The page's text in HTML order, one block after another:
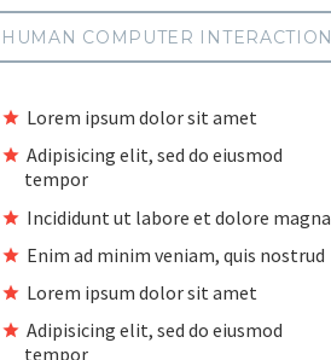
HUMAN COMPUTER INTERACTION
Lorem ipsum dolor sit amet
Adipisicing elit, sed do eiusmod
tempor
Incididunt ut labore et dolore magna
Enim ad minim veniam, quis nostrud
Lorem ipsum dolor sit amet
Adipisicing elit, sed do eiusmod
tempor